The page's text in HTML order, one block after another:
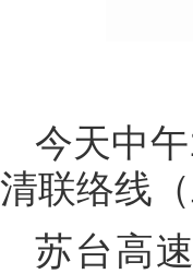
今天中
清联络线
苏台高